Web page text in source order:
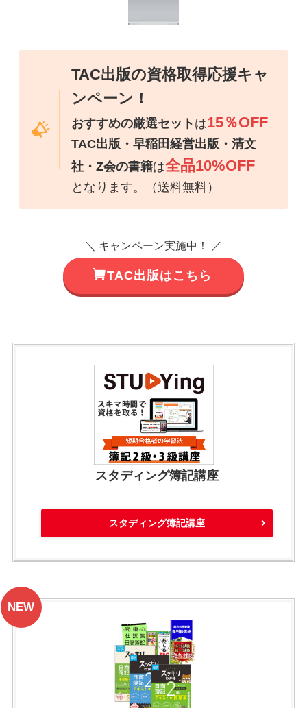
TAC出版の資格取得応援キャ
ンペーン！
おすすめの厳選セット は15％OFF
TAC出版・早稲田経営出版・清文
社・Z会の書籍は全品10%OFF
となります。（送料無料）
＼ キャンペーン実施中！ ／
TAC出版はこちら
スタディング簿記講座
スタディング簿記講座
NEW